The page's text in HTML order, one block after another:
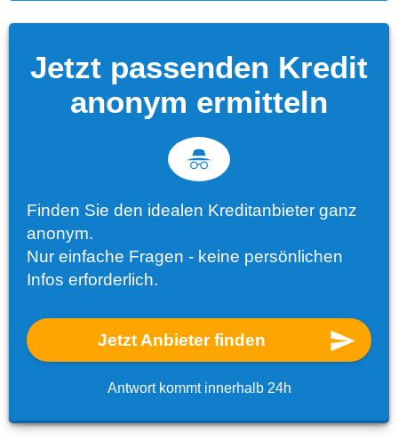
Jetzt passenden Kredit
anonym ermitteln
Finden Sie den idealen Kreditanbieter ganz
anonym.
Nur einfache Fragen - keine persönlichen
Infos erforderlich.
Jetzt Anbieter finden
Antwort kommt innerhalb 24h